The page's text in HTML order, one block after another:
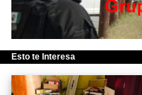
Esto te Interesa